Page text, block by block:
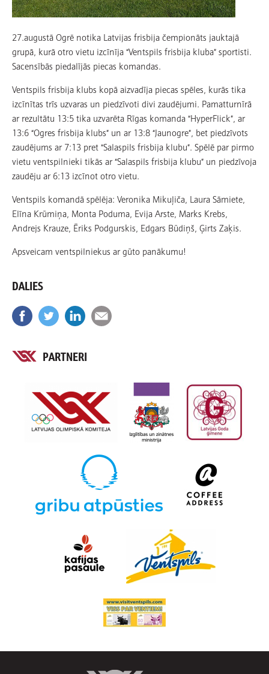
27.augustā Ogrē notika Latvijas frisbija čempionāts jauktajā
grupā, kurā otro vietu izcīnīja “Ventspils frisbija kluba” sportisti.
Sacensībās piedalījās piecas komandas.
Ventspils frisbija klubs kopā aizvadīja piecas spēles, kurās tika
izcīnītas trīs uzvaras un piedzīvoti divi zaudējumi. Pamatturnīrā
ar rezultātu 13:5 tika uzvarēta Rīgas komanda “HyperFlick”, ar
13:6 “Ogres frisbija klubs” un ar 13:8 “Jaunogre”, bet piedzīvots
zaudējums ar 7:13 pret “Salaspils frisbija klubu”. Spēlē par pirmo
vietu ventspilnieki tikās ar “Salaspils frisbija klubu” un piedzīvoja
zaudēju ar 6:13 izcīnot otro vietu.
Ventspils komandā spēlēja: Veronika Mikuļiča, Laura Sāmiete,
Elīna Krūmiņa, Monta Poduma, Evija Arste, Marks Krebs,
Andrejs Krauze, Ēriks Podgurskis, Edgars Būdiņš, Ģirts Zaķis.
Apsveicam ventspilniekus ar gūto panākumu!
DALIES
PARTNERI